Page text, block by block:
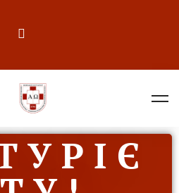
У Р І Є